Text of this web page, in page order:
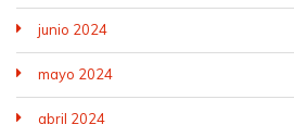
junio 2024
mayo 2024
abril 2024